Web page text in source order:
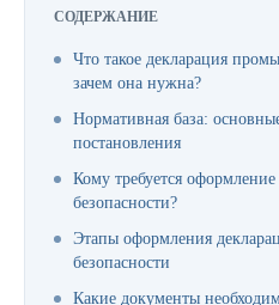
СОДЕРЖАНИЕ
Что такое декларация
зачем она нужна?
Нормативная база:
постановления
Кому требуется
безопасности?
Этапы оформления
безопасности
Какие документы